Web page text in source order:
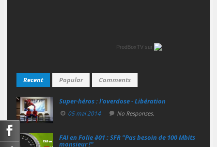
ProdBoxTV sur
Recent Popular Comments
Super‑héros : l’overdose - Libération
05 mai 2014 No Responses.
FAI en Folie #01 : SFR "Pas besoin de 100 Mbits
monsieur !"